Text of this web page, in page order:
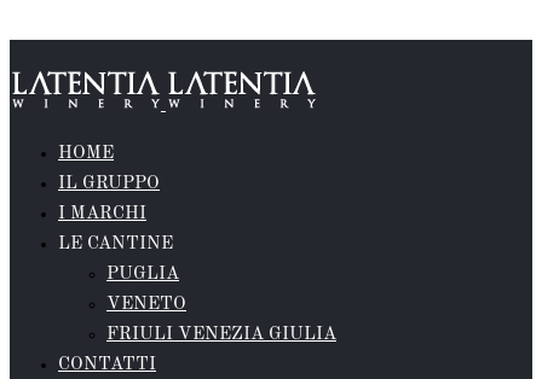
HOME
IL GRUPPO
I MARCHI
LE CANTINE
PUGLIA
VENETO
FRIULI VENEZIA GIULIA
CONTATTI